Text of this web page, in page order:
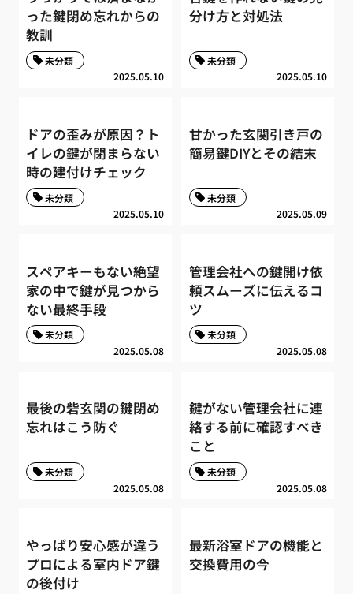
った鍵閉め忘れからの
教訓
2025.05.10
未分類
分け方と対処法
2025.05.10
未分類
ドアの歪みが原因？ト
イレの鍵が閉まらない
時の建付けチェック
2025.05.10
未分類
甘かった玄関引き戸の
簡易鍵DIYとその結末
2025.05.09
未分類
スペアキーもない絶望
家の中で鍵が見つから
ない最終手段
2025.05.08
未分類
管理会社への鍵開け依
頼スムーズに伝えるコ
ツ
2025.05.08
未分類
最後の砦玄関の鍵閉め
忘れはこう防ぐ
2025.05.08
未分類
鍵がない管理会社に連
絡する前に確認すべき
こと
2025.05.08
未分類
やっぱり安心感が違う
プロによる室内ドア鍵
の後付け
最新浴室ドアの機能と
交換費用の今